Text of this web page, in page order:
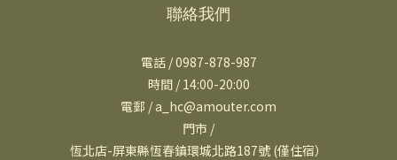
聯絡我們
電話 / 0987-878-987
時間 / 14:00-20:00
電郵 / a_hc@amouter.com
門市 /
恆北店-屏東縣恆春鎮環城北路187號 (僅住宿）